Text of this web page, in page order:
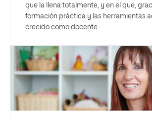
que la llena totalmente, y en el que,
formación práctica y las herramientas
crecido como docente.